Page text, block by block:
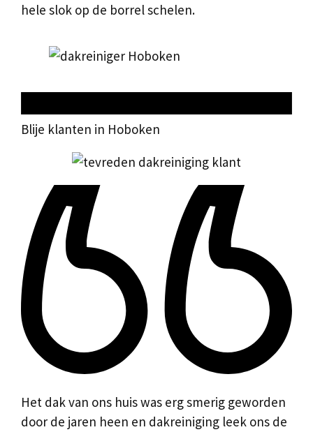
hele slok op de borrel schelen.
Blije klanten in Hoboken
Het dak van ons huis was erg smerig geworden
door de jaren heen en dakreiniging leek ons de